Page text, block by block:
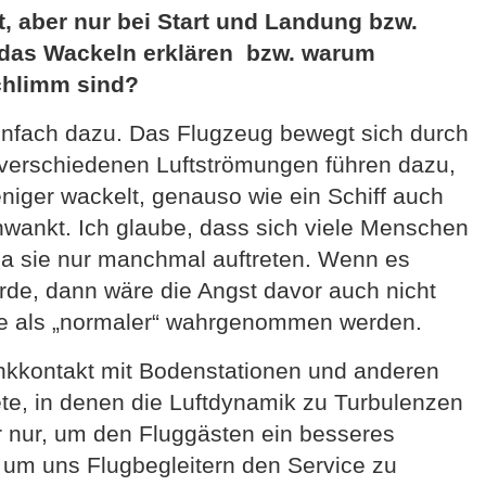
aber nur bei Start und Landung bzw.
Wackeln erklären bzw. warum
sind?
dazu. Das Flugzeug bewegt sich durch
Luftströmungen führen dazu,
wackelt, genauso wie ein Schiff auch
Ich glaube, dass sich viele Menschen
sie nur manchmal auftreten. Wenn es
dann wäre die Angst davor auch nicht
„normaler“ wahrgenommen werden.
mit Bodenstationen und anderen
in denen die Luftdynamik zu Turbulenzen
um den Fluggästen ein besseres
uns Flugbegleitern den Service zu